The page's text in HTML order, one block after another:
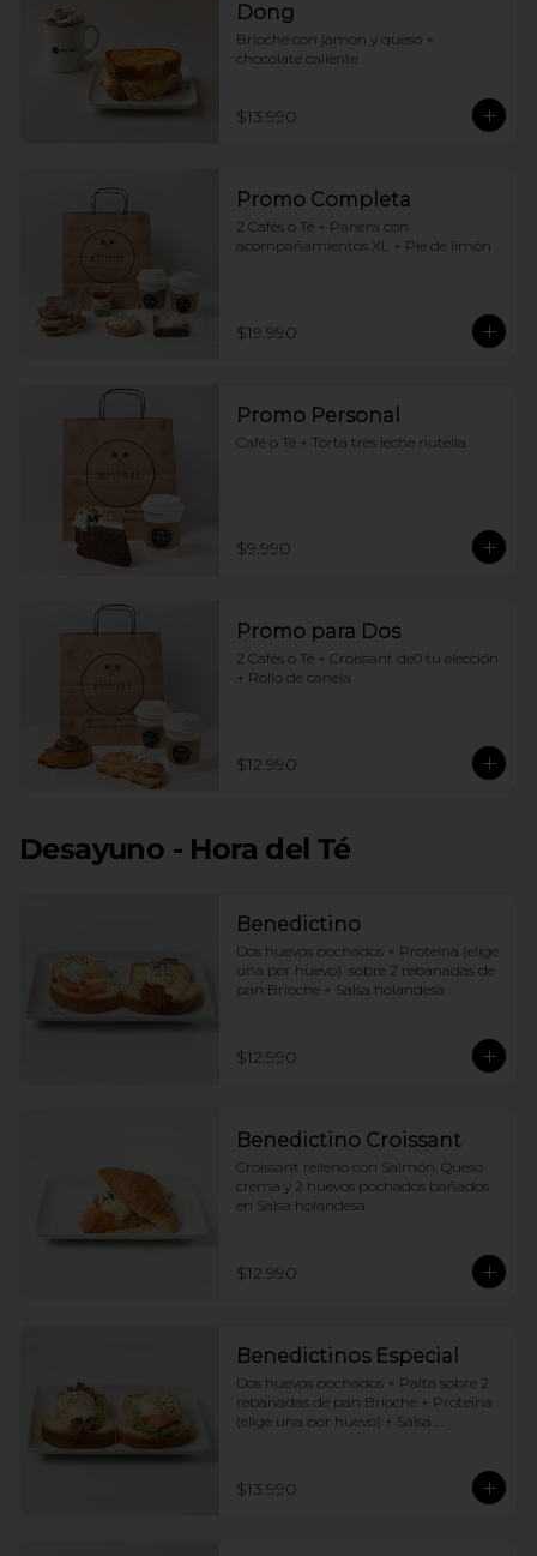
Dong
Brioche con jamon y queso +
chocolate caliente
$13.990
Promo Completa
2 Cafés o Té + Panera con
acompañamientos XL + Pie de limón
$19.990
Promo Personal
Café o Té + Torta tres leche nutella
$9.990
Promo para Dos
2 Cafés o Té + Croissant de0 tu elección
+ Rollo de canela
$12.990
Desayuno - Hora del Té
Benedictino
Dos huevos pochados + Proteina (elige
una por huevo)  sobre 2 rebanadas de
pan Brioche + Salsa holandesa
$12.990
Benedictino Croissant
Croissant relleno con Salmón, Queso
crema y 2 huevos pochados bañados
en Salsa holandesa
$12.990
Benedictinos Especial
Dos huevos pochados + Palta sobre 2
rebanadas de pan Brioche + Proteina
(elige una por huevo) + Salsa
$13.990